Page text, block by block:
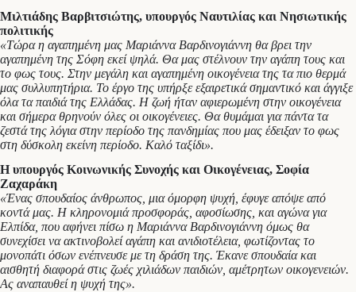
Μιλτιάδης Βαρβιτσιώτης, υπουργός Ναυτιλίας και Νησιωτικής
πολιτικής
«Τώρα η αγαπημένη μας Μαριάννα Βαρδινογιάννη θα βρει την
αγαπημένη της Σόφη εκεί ψηλά. Θα μας στέλνουν την αγάπη τους και
το φως τους. Στην μεγάλη και αγαπημένη οικογένεια της τα πιο θερμά
μας συλλυπητήρια. Το έργο της υπήρξε εξαιρετικά σημαντικό και άγγιξε
όλα τα παιδιά της Ελλάδας. Η ζωή ήταν αφιερωμένη στην οικογένεια
και σήμερα θρηνούν όλες οι οικογένειες. Θα θυμάμαι για πάντα τα
ζεστά της λόγια στην περίοδο της πανδημίας που μας έδειξαν το φως
στη δύσκολη εκείνη περίοδο. Καλό ταξίδι».
Η υπουργός Κοινωνικής Συνοχής και Οικογένειας, Σοφία
Ζαχαράκη
«Ένας σπουδαίος άνθρωπος, μια όμορφη ψυχή, έφυγε απόψε από
κοντά μας. Η κληρονομιά προσφοράς, αφοσίωσης, και αγώνα για
Ελπίδα, που αφήνει πίσω η Μαριάννα Βαρδινογιάννη όμως θα
συνεχίσει να ακτινοβολεί αγάπη και ανιδιοτέλεια, φωτίζοντας το
μονοπάτι όσων ενέπνευσε με τη δράση της. Έκανε σπουδαία και
αισθητή διαφορά στις ζωές χιλιάδων παιδιών, αμέτρητων οικογενειών.
Ας αναπαυθεί η ψυχή της».